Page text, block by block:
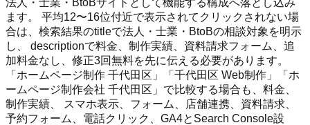
ます。 平均12〜16位付近で表示されてクリックされない場
合は、検索結果のtitleで法人・士業・BtoBの相談対象を明示
し、 descriptionで料金、制作実績、資料請求フォーム、追
加料金なし、修正3回無料を先に伝える必要があります。
「ホームページ制作 千代田区」「千代田区 Web制作」「ホ
ームページ制作会社 千代田区」で比較する場合も、料金、
制作実績、 スマホ表示、フォーム、店舗連携、資料請求、
予約フォーム、電話クリック、GA4とSearch Console設